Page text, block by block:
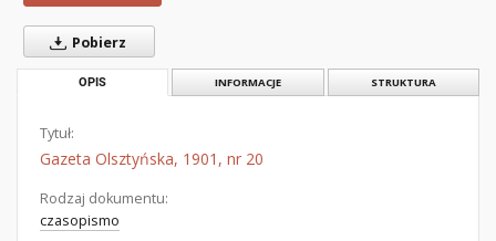
Pobierz
OPIS INFORMACJE STRUKTURA
Tytuł:
Gazeta Olsztyńska, 1901, nr 20
Rodzaj dokumentu:
czasopismo